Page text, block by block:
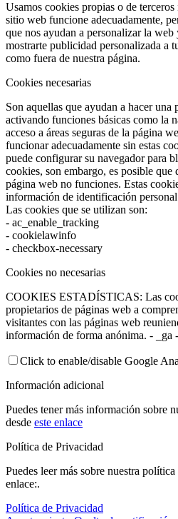
Usamos cookies propias o de terceros
sitio web funcione adecuadamente,
que nos ayudan a personalizar la web
mostrarte publicidad personalizada a
como fuera de nuestra página.
Cookies necesarias
Son aquellas que ayudan a hacer
activando funciones básicas como la
acceso a áreas seguras de la página
funcionar adecuadamente sin estas
puede configurar su navegador para
cookies, son embargo, es posible que
página web no funciones. Estas
información de identificación
Las cookies que se utilizan son:
- ac_enable_tracking
- cookielawinfo
- checkbox-necessary
Cookies no necesarias
COOKIES ESTADÍSTICAS: Las
propietarios de páginas web a
visitantes con las páginas web
información de forma anónima. - _ga
Click to enable/disable Google
Información adicional
Puedes tener más información sobre
desde este enlace
Política de Privacidad
Puedes leer más sobre nuestra
enlace:.
Política de Privacidad